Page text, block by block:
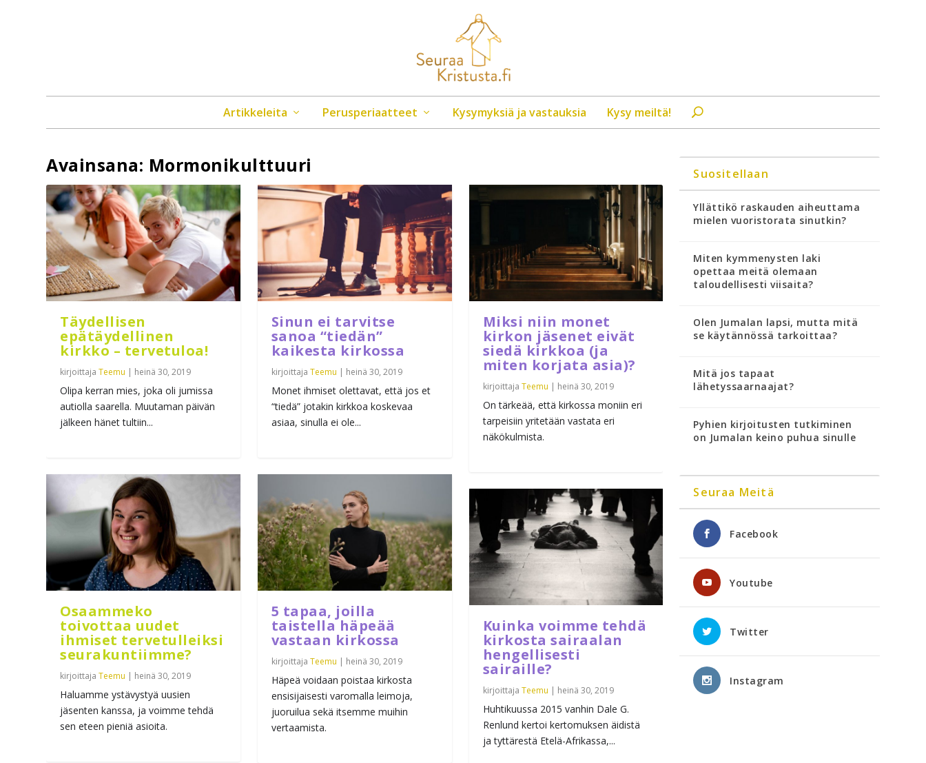
Artikkeleita Perusperiaatteet Kysymyksiä ja vastauksia Kysy meiltä!
Avainsana: Mormonikulttuuri
Täydellisen
epätäydellinen
kirkko – tervetuloa!
kirjoittajaTeemu | heinä 30, 2019
Olipa kerran mies, joka oli jumissa
autiolla saarella. Muutaman päivän
jälkeen hänet tultiin...
Osaammeko
toivottaa uudet
ihmiset tervetulleiksi
seurakuntiimme?
kirjoittajaTeemu | heinä 30, 2019
Haluamme ystävystyä uusien
jäsenten kanssa, ja voimme tehdä
sen eteen pieniä asioita.
Sinun ei tarvitse
sanoa “tiedän”
kaikesta kirkossa
kirjoittaja Teemu | heinä 30, 2019
Monet ihmiset olettavat, että jos et
“tiedä” jotakin kirkkoa koskevaa
asiaa, sinulla ei ole...
5 tapaa, joilla
taistella häpeää
vastaan kirkossa
kirjoittaja Teemu | heinä 30, 2019
Häpeä voidaan poistaa kirkosta
ensisijaisesti varomalla leimoja,
juoruilua sekä itsemme muihin
vertaamista.
Miksi niin monet
kirkon jäsenet eivät
siedä kirkkoa (ja
miten korjata asia)?
kirjoittaja Teemu | heinä 30, 2019
On tärkeää, että kirkossa moniin eri
tarpeisiin yritetään vastata eri
näkökulmista.
Kuinka voimme tehdä
kirkosta sairaalan
hengellisesti
sairaille?
kirjoittaja Teemu | heinä 30, 2019
Huhtikuussa 2015 vanhin Dale G.
Renlund kertoi kertomuksen äidistä
ja tyttärestä Etelä-Afrikassa,...
Suositellaan
Yllättikö raskauden aiheuttama
mielen vuoristorata sinutkin?
Miten kymmenysten laki
opettaa meitä olemaan
taloudellisesti viisaita?
Olen Jumalan lapsi, mutta mitä
se käytännössä tarkoittaa?
Mitä jos tapaat
lähetyssaarnaajat?
Pyhien kirjoitusten tutkiminen
on Jumalan keino puhua sinulle
Seuraa Meitä
Facebook
Youtube
Twitter
Instagram